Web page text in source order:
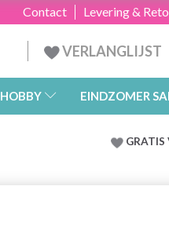
Levering &
Contact
VERLANGLIJST
HOBBY EINDZOMER
GRATIS